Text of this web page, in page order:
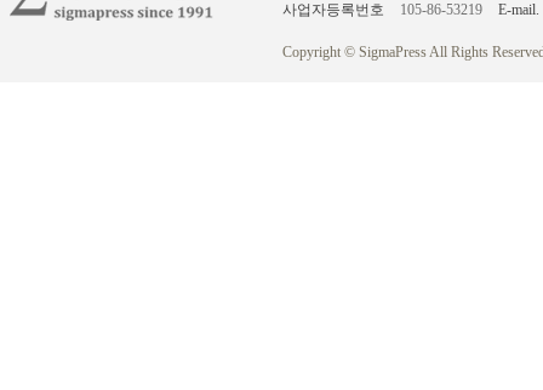
사업자등록번호
105-86-53219 E-mail.
Copyright © SigmaPress All Rights